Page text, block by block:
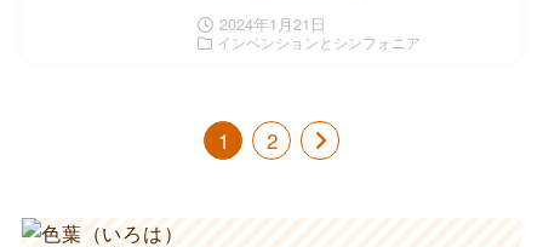
2024年1月21日
インベンションとシンフォニア
1 2